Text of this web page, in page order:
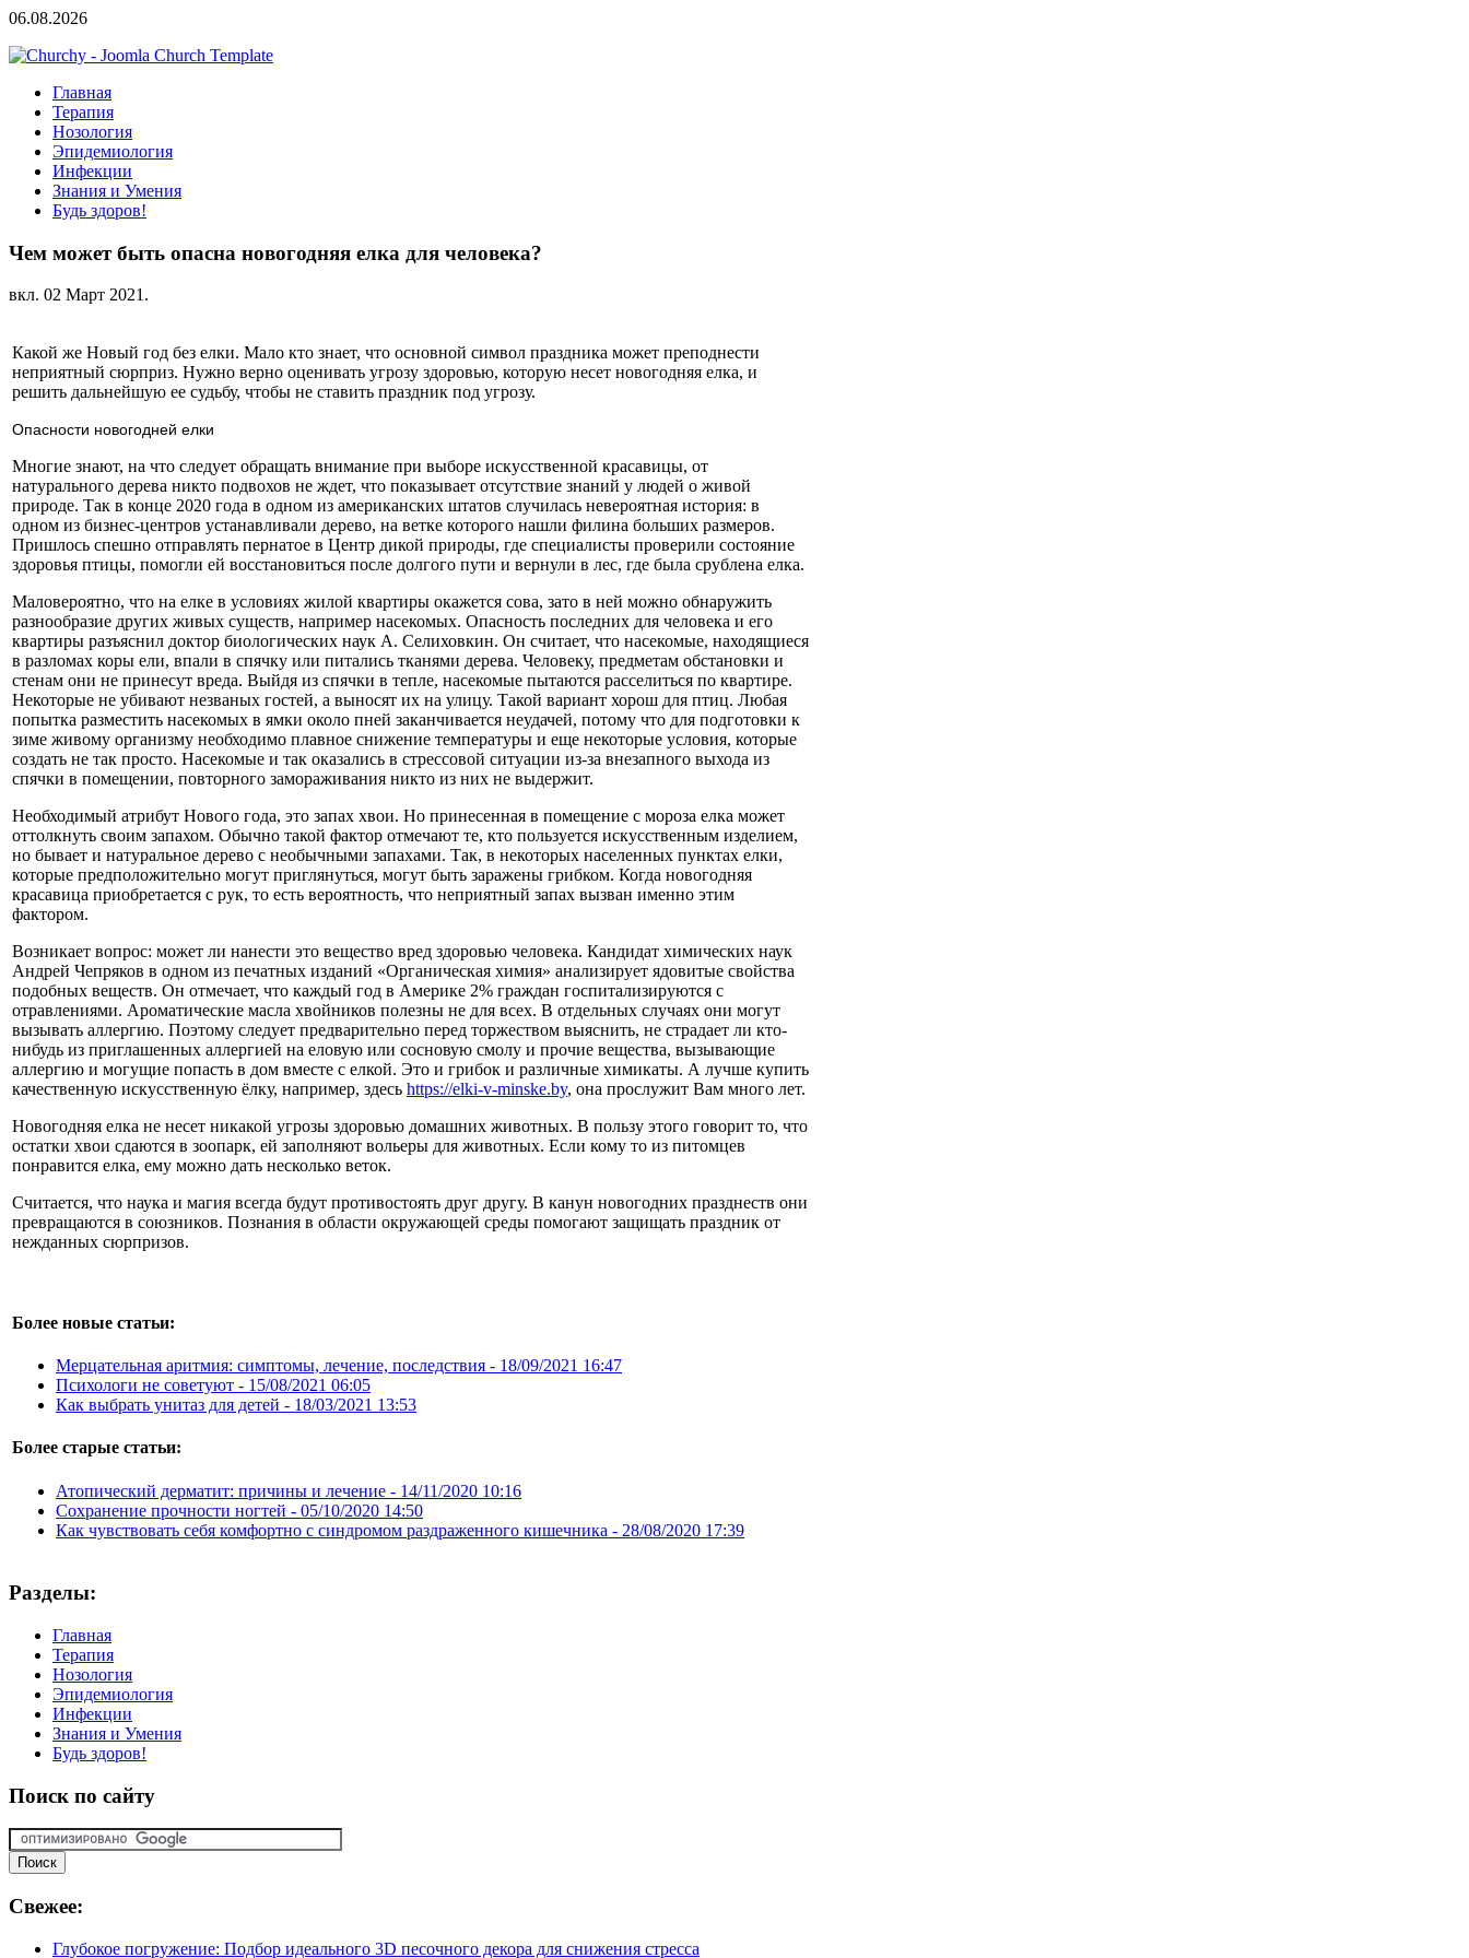
06.08.2026
Главная
Терапия
Нозология
Эпидемиология
Инфекции
Знания и Умения
Будь здоров!
Чем может быть опасна новогодняя елка для человека?
вкл. 02 Март 2021.
Какой же Новый год без елки. Мало кто знает, что основной символ праздника может преподнести
неприятный сюрприз. Нужно верно оценивать угрозу здоровью, которую несет новогодняя елка, и
решить дальнейшую ее судьбу, чтобы не ставить праздник под угрозу.
Опасности новогодней елки
Многие знают, на что следует обращать внимание при выборе искусственной красавицы, от
натурального дерева никто подвохов не ждет, что показывает отсутствие знаний у людей о живой
природе. Так в конце 2020 года в одном из американских штатов случилась невероятная история: в
одном из бизнес-центров устанавливали дерево, на ветке которого нашли филина больших размеров.
Пришлось спешно отправлять пернатое в Центр дикой природы, где специалисты проверили состояние
здоровья птицы, помогли ей восстановиться после долгого пути и вернули в лес, где была срублена елка.
Маловероятно, что на елке в условиях жилой квартиры окажется сова, зато в ней можно обнаружить
разнообразие других живых существ, например насекомых. Опасность последних для человека и его
квартиры разъяснил доктор биологических наук А. Селиховкин. Он считает, что насекомые, находящиеся
в разломах коры ели, впали в спячку или питались тканями дерева. Человеку, предметам обстановки и
стенам они не принесут вреда. Выйдя из спячки в тепле, насекомые пытаются расселиться по квартире.
Некоторые не убивают незваных гостей, а выносят их на улицу. Такой вариант хорош для птиц. Любая
попытка разместить насекомых в ямки около пней заканчивается неудачей, потому что для подготовки к
зиме живому организму необходимо плавное снижение температуры и еще некоторые условия, которые
создать не так просто. Насекомые и так оказались в стрессовой ситуации из-за внезапного выхода из
спячки в помещении, повторного замораживания никто из них не выдержит.
Необходимый атрибут Нового года, это запах хвои. Но принесенная в помещение с мороза елка может
оттолкнуть своим запахом. Обычно такой фактор отмечают те, кто пользуется искусственным изделием,
но бывает и натуральное дерево с необычными запахами. Так, в некоторых населенных пунктах елки,
которые предположительно могут приглянуться, могут быть заражены грибком. Когда новогодняя
красавица приобретается с рук, то есть вероятность, что неприятный запах вызван именно этим
фактором.
Возникает вопрос: может ли нанести это вещество вред здоровью человека. Кандидат химических наук
Андрей Чепряков в одном из печатных изданий «Органическая химия» анализирует ядовитые свойства
подобных веществ. Он отмечает, что каждый год в Америке 2% граждан госпитализируются с
отравлениями. Ароматические масла хвойников полезны не для всех. В отдельных случаях они могут
вызывать аллергию. Поэтому следует предварительно перед торжеством выяснить, не страдает ли кто-
нибудь из приглашенных аллергией на еловую или сосновую смолу и прочие вещества, вызывающие
аллергию и могущие попасть в дом вместе с елкой. Это и грибок и различные химикаты. А лучше купить
качественную искусственную ёлку, например, здесь https://elki-v-minske.by, она прослужит Вам много лет.
Новогодняя елка не несет никакой угрозы здоровью домашних животных. В пользу этого говорит то, что
остатки хвои сдаются в зоопарк, ей заполняют вольеры для животных. Если кому то из питомцев
понравится елка, ему можно дать несколько веток.
Считается, что наука и магия всегда будут противостоять друг другу. В канун новогодних празднеств они
превращаются в союзников. Познания в области окружающей среды помогают защищать праздник от
нежданных сюрпризов.
Более новые статьи:
Мерцательная аритмия: симптомы, лечение, последствия - 18/09/2021 16:47
Психологи не советуют - 15/08/2021 06:05
Как выбрать унитаз для детей - 18/03/2021 13:53
Более старые статьи:
Атопический дерматит: причины и лечение - 14/11/2020 10:16
Сохранение прочности ногтей - 05/10/2020 14:50
Как чувствовать себя комфортно с синдромом раздраженного кишечника - 28/08/2020 17:39
Разделы:
Главная
Терапия
Нозология
Эпидемиология
Инфекции
Знания и Умения
Будь здоров!
Поиск по сайту
Свежее:
Глубокое погружение: Подбор идеального 3D песочного декора для снижения стресса